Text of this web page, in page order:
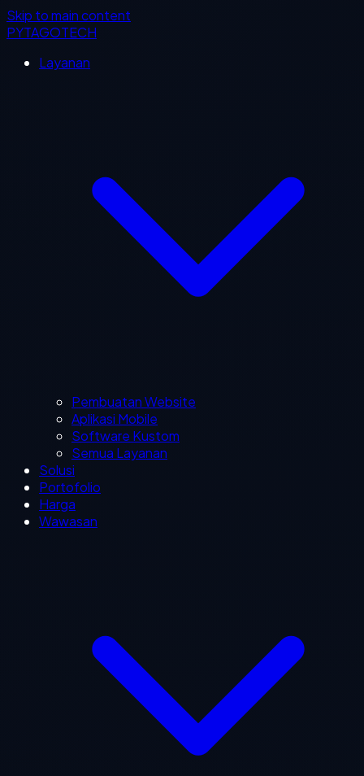
Skip to main content
PYTAGOTECH
Layanan
Pembuatan Website
Aplikasi Mobile
Software Kustom
Semua Layanan
Solusi
Portofolio
Harga
Wawasan